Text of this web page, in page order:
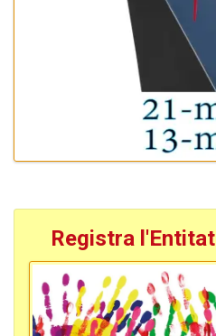
Registra l'Entitat